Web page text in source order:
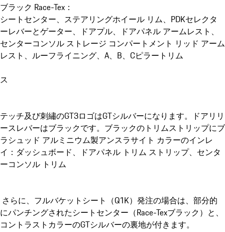
ブラック Race-Tex：
シートセンター、ステアリングホイール リム、PDKセレクタ
ーレバーとゲーター、ドアプル、ドアパネル アームレスト、
センターコンソル ストレージ コンパートメント リッド アーム
レスト、ルーフライニング、A、B、Cピラートリム
ス
テッチ及び刺繡のGT3ロゴはGTシルバーになります。ドアリリ
ースレバーはブラックです。ブラックのトリムストリップにブ
ラシュッド アルミニウム製アンスラサイト カラーのインレ
イ：ダッシュボード、ドアパネル トリム ストリップ、センタ
ーコンソル トリム
さらに、フルバケットシート（Q1K）発注の場合は、部分的
にパンチングされたシートセンター（Race-Texブラック）と、
コントラストカラーのGTシルバーの裏地が付きます。